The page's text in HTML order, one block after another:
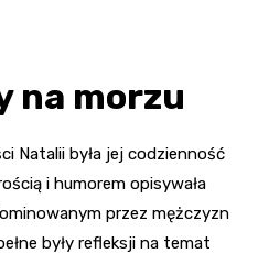
na morzu
Natalii była jej codzienność
i humorem opisywała
przez mężczyzn
były refleksji na temat